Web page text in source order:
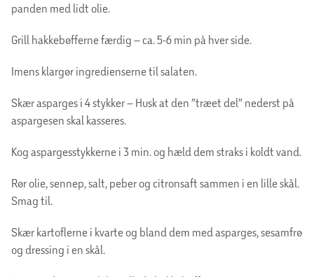
panden med lidt olie.
Grill hakkebøfferne færdig – ca. 5-6 min på hver side.
Imens klargør ingredienserne til salaten.
Skær asparges i 4 stykker – Husk at den ”træet del” nederst på
aspargesen skal kasseres.
Kog aspargesstykkerne i 3 min. og hæld dem straks i koldt vand.
Rør olie, sennep, salt, peber og citronsaft sammen i en lille skål.
Smag til.
Skær kartoflerne i kvarte og bland dem med asparges, sesamfrø
og dressing i en skål.